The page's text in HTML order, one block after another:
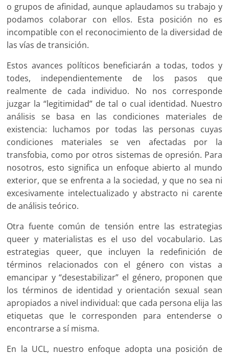
o grupos de afinidad, aunque aplaudamos su trabajo y
podamos colaborar con ellos. Esta posición no es
incompatible con el reconocimiento de la diversidad de
las vías de transición.
Estos avances políticos beneficiarán a todas, todos y
todes, independientemente de los pasos que
realmente de cada individuo. No nos corresponde
juzgar la “legitimidad” de tal o cual identidad. Nuestro
análisis se basa en las condiciones materiales de
existencia: luchamos por todas las personas cuyas
condiciones materiales se ven afectadas por la
transfobia, como por otros sistemas de opresión. Para
nosotros, esto significa un enfoque abierto al mundo
exterior, que se enfrenta a la sociedad, y que no sea ni
excesivamente intelectualizado y abstracto ni carente
de análisis teórico.
Otra fuente común de tensión entre las estrategias
queer y materialistas es el uso del vocabulario. Las
estrategias queer, que incluyen la redefinición de
términos relacionados con el género con vistas a
emancipar y “desestabilizar” el género, proponen que
los términos de identidad y orientación sexual sean
apropiados a nivel individual: que cada persona elija las
etiquetas que le corresponden para entenderse o
encontrarse a sí misma.
En la UCL, nuestro enfoque adopta una posición de